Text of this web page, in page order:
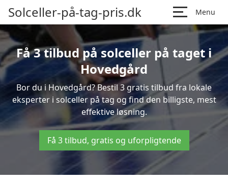
Solceller-på-tag-pris.dk Menu
Få 3 tilbud på solceller på taget i
Hovedgård
Bor du i Hovedgård? Bestil 3 gratis tilbud fra lokale
eksperter i solceller på tag og find den billigste, mest
effektive løsning.
Få 3 tilbud, gratis og uforpligtende